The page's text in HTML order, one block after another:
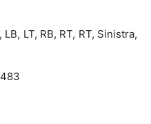
LT, RB, RT, RT, Sinistra,